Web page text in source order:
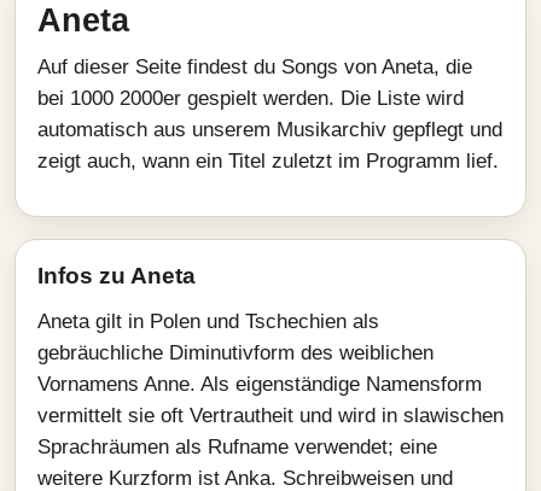
Aneta
Auf dieser Seite findest du Songs von Aneta, die
bei 1000 2000er gespielt werden. Die Liste wird
automatisch aus unserem Musikarchiv gepflegt und
zeigt auch, wann ein Titel zuletzt im Programm lief.
Infos zu Aneta
Aneta gilt in Polen und Tschechien als
gebräuchliche Diminutivform des weiblichen
Vornamens Anne. Als eigenständige Namensform
vermittelt sie oft Vertrautheit und wird in slawischen
Sprachräumen als Rufname verwendet; eine
weitere Kurzform ist Anka. Schreibweisen und